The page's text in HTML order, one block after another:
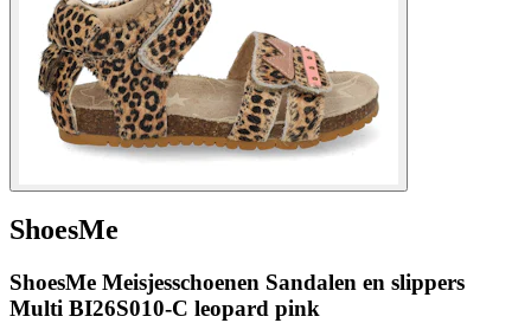
ShoesMe
ShoesMe Meisjesschoenen Sandalen en slippers
Multi BI26S010-C leopard pink